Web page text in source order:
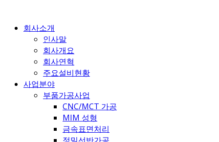
회사소개
인사말
회사개요
회사연혁
주요설비현황
사업분야
부품가공사업
CNC/MCT 가공
MIM 성형
금속표면처리